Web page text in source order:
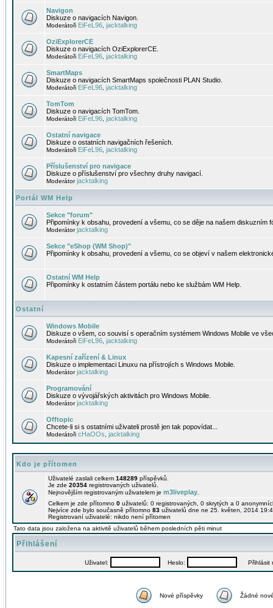
Navigon
Diskuze o navigacích Navigon.
Moderátoři EiFeL96 jacktalking
OziExplorerCE
Diskuze o navigacích OziExplorerCE.
Moderátoři EiFeL96 jacktalking
SmartMaps
Diskuze o navigacích SmartMaps společnosti PLAN Studio.
Moderátoři EiFeL96 jacktalking
TomTom
Diskuze o navigacích TomTom.
Moderátoři EiFeL96 jacktalking
Ostatní navigace
Diskuze o ostatních navigačních řešeních.
Moderátoři EiFeL96 jacktalking
Příslušenství pro navigace
Diskuze o příslušenství pro všechny druhy navigací.
Moderátorjacktalking
Portál WM Help
Sekce "forum"
Připomínky k obsahu, provedení a všemu, co se děje na našem diskuzním
Moderátorjacktalking
Sekce "eShop (WM Shop)"
Připomínky k obsahu, provedení a všemu, co se objeví v našem
Ostatní WM Help
Připomínky k ostatním částem portálu nebo ke službám WM Help.
Ostatní
Windows Mobile
Diskuze o všem, co souvisí s operačním systémem Windows Mobile ve
Moderátoři EiFeL96 jacktalking
Kapesní zařízení & Linux
Diskuze o implementaci Linuxu na přístrojích s Windows Mobile.
Moderátorjacktalking
Programování
Diskuze o vývojářských aktivitách pro Windows Mobile.
Moderátorjacktalking
Offtopic
Chcete-li si s ostatními uživateli prostě jen tak popovídat...
Moderátoři cHaOOs jacktalking
Kdo je přítomen
Uživatelé zaslali celkem 148289 příspěvků.
Je zde 20354 registrovaných uživatelů.
Nejnovějším registrovaným uživatelem je m3liveplay
Celkem je zde přítomno 0 uživatelů: 0 registrovaných, 0 skrytých a 0
Nejvíce zde bylo současně přítomno 83 uživatelů dne ne 25. květen, 2014
Registrovaní uživatelé: nikdo není přítomen
Tato data jsou založena na aktivitě uživatelů během posledních pěti minut
Přihlášení
Uživatel: Heslo: Přihlásit
Nové příspěvky Žádné